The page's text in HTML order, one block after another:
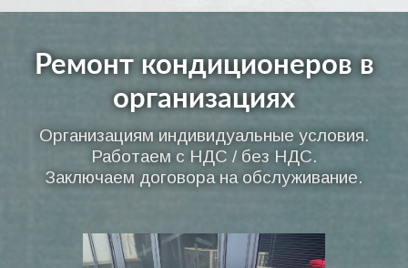
Ремонт кондиционеров в
организациях
Организациям индивидуальные условия.
Работаем с НДС / без НДС.
Заключаем договора на обслуживание.